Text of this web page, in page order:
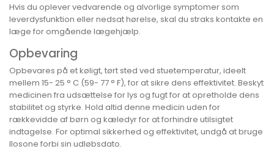
Hvis du oplever vedvarende og alvorlige symptomer som
leverdysfunktion eller nedsat hørelse, skal du straks kontakte en
læge for omgående lægehjælp.
Opbevaring
Opbevares på et køligt, tørt sted ved stuetemperatur, ideelt
mellem 15- 25 ° C (59- 77 ° F), for at sikre dens effektivitet. Beskyt
medicinen fra udsættelse for lys og fugt for at opretholde dens
stabilitet og styrke. Hold altid denne medicin uden for
rækkevidde af børn og kæledyr for at forhindre utilsigtet
indtagelse. For optimal sikkerhed og effektivitet, undgå at bruge
Ilosone forbi sin udløbsdato.